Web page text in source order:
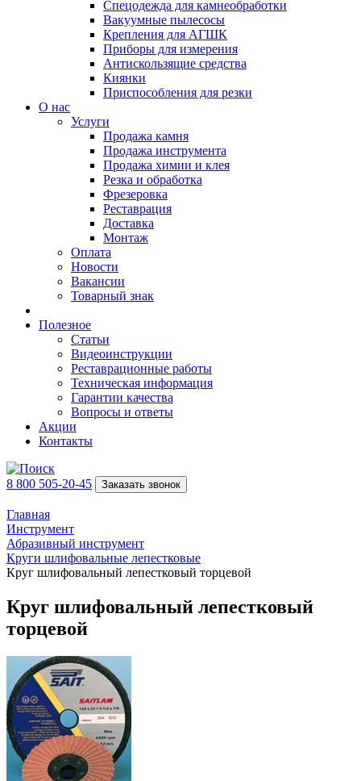
Спецодежда для камнеобработки
Вакуумные пылесосы
Крепления для АГШК
Приборы для измерения
Антискользящие средства
Киянки
Приспособления для резки
О нас
Услуги
Продажа камня
Продажа инструмента
Продажа химии и клея
Резка и обработка
Фрезеровка
Реставрация
Доставка
Монтаж
Оплата
Новости
Вакансии
Товарный знак
Полезное
Статьи
Видеоинструкции
Реставрационные работы
Техническая информация
Гарантии качества
Вопросы и ответы
Акции
Контакты
8 800 505-20-45 Заказать звонок
Главная
Инструмент
Абразивный инструмент
Круги шлифовальные лепестковые
Круг шлифовальный лепестковый торцевой
Круг шлифовальный лепестковый
торцевой